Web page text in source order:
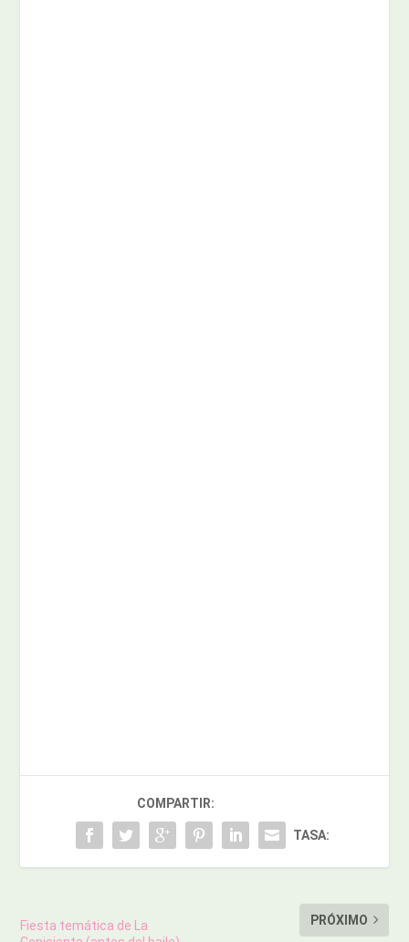
COMPARTIR:
TASA:
Fiesta temática de La
PRÓXIMO